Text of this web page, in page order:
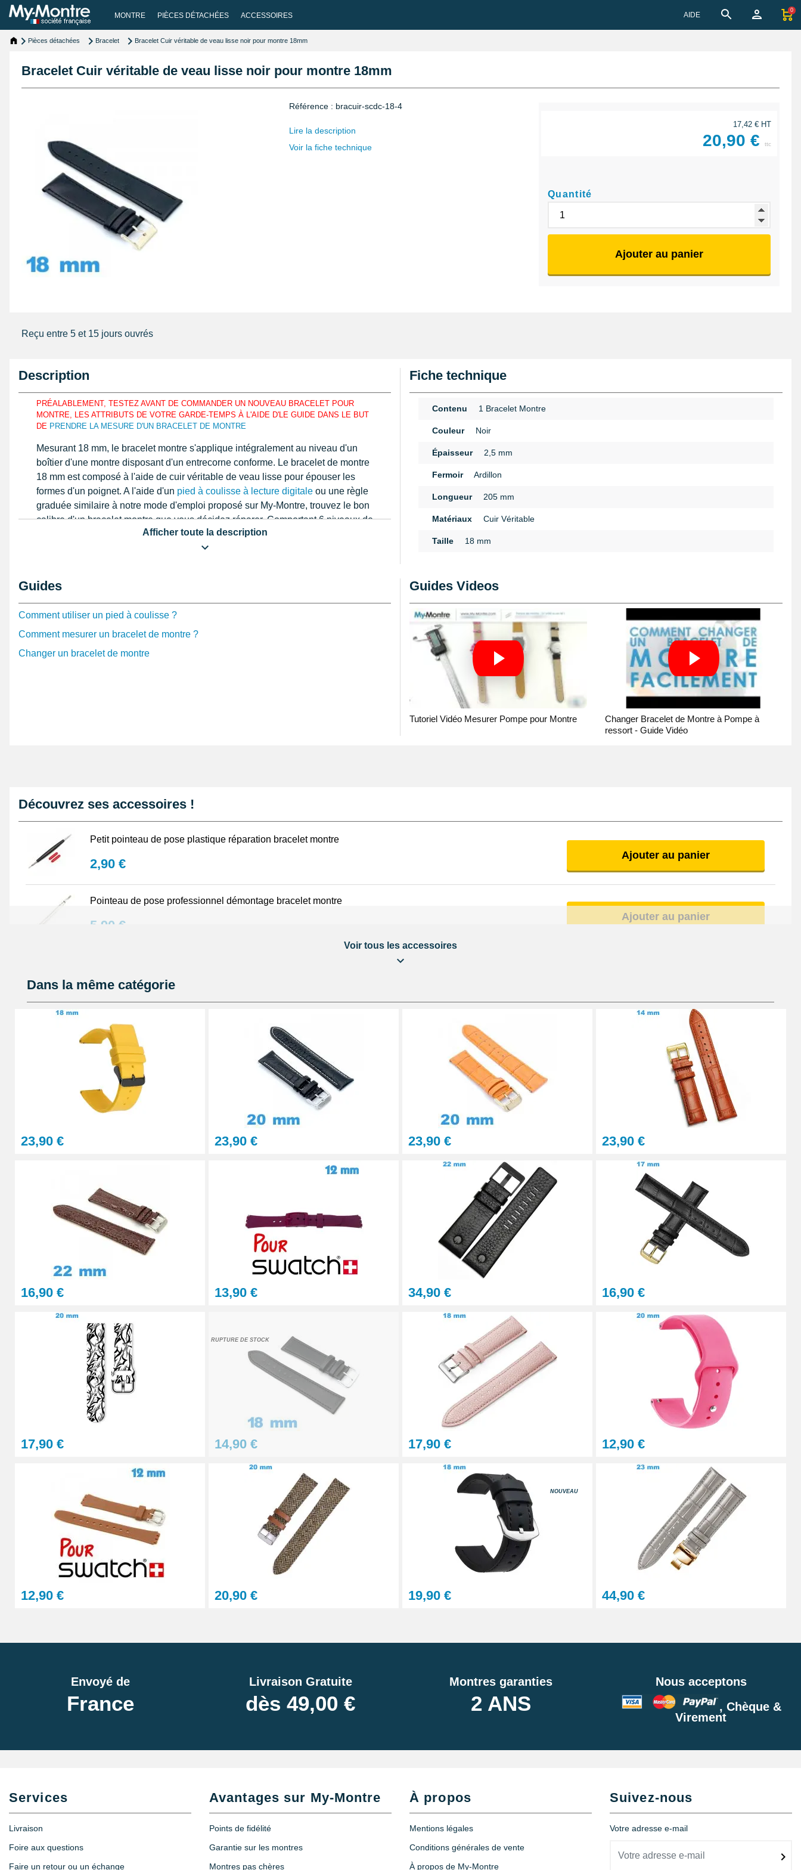
MONTRE PIÈCES DÉTACHÉES ACCESSOIRES AIDE
0
Pièces détachées Bracelet Bracelet Cuir véritable de veau lisse noir pour montre 18mm
Bracelet Cuir véritable de veau lisse noir pour montre 18mm
Référence : bracuir-scdc-18-4
Lire la description
Voir la fiche technique
17,42 € HT
20,90 € ttc
Quantité
Ajouter au panier
Reçu entre 5 et 15 jours ouvrés
Description
PRÉALABLEMENT, TESTEZ AVANT DE COMMANDER UN NOUVEAU BRACELET POUR
MONTRE, LES ATTRIBUTS DE VOTRE GARDE-TEMPS À L'AIDE D'LE GUIDE DANS LE BUT
DE PRENDRE LA MESURE D'UN BRACELET DE MONTRE
Mesurant 18 mm, le bracelet montre s'applique intégralement au niveau d'un
boîtier d'une montre disposant d'un entrecorne conforme. Le bracelet de montre
18 mm est composé à l'aide de cuir véritable de veau lisse pour épouser les
formes d'un poignet. A l'aide d'un pied à coulisse à lecture digitale ou une règle
graduée similaire à notre mode d'emploi proposé sur My-Montre, trouvez le bon
calibre d'un bracelet montre que vous décidez réparer. Comportant 6 niveaux de
réglage pour avoir la possibilité de s'appliquer avec différentes mesures, le
bracelet pour montre cuir véritable de veau lisse se combine à davantage
apparentes. Le bracelet a une taille en épaisseur de 2,5 mm et est légèrement
rembourré.
Bracelet cuir véritable de veau lisse noir pour montre 18mm en détail
temps. En vous munissant un
noir. Un maximum de 6 trous sont disponibles afin que vous puissiez le serrer
Afficher toute la description
Fiche technique
Contenu 1 Bracelet Montre
Couleur Noir
Épaisseur 2,5 mm
Fermoir Ardillon
Longueur 205 mm
Matériaux Cuir Véritable
Taille 18 mm
Guides
Comment utiliser un pied à coulisse ?
Comment mesurer un bracelet de montre ?
Changer un bracelet de montre
Guides Videos
Tutoriel Vidéo Mesurer Pompe pour Montre
Changer Bracelet de Montre à Pompe à
ressort - Guide Vidéo
Découvrez ses accessoires !
Petit pointeau de pose plastique réparation bracelet montre
2,90 €
Ajouter au panier
Pointeau de pose professionnel démontage bracelet montre
5,90 €
Ajouter au panier
32,90 €
Kit Réparation Bracelet Montre 2 Pompes au choix + 1 Pointeau de pose
4,90 €
À configurer
Gros pointeau de pose manipulation bracelet montre
4,90 €
Ajouter au panier
Ajouter au panier
Outil pointeau de pose suisse professionnel BERGEON
28,90 €
Ajouter au panier
Pointeau de Pose Tête Interchangeable
Ajouter au panier
Kit Réparation Montre Multifonction
23,90 €
Ajouter au panier
Voir tous les accessoires
Dans la même catégorie
23,90 € 23,90 € 23,90 € 23,90 €
16,90 € 13,90 € 34,90 € 16,90 €
17,90 €
RUPTURE DE STOCK
14,90 € 17,90 € 12,90 €
12,90 € 20,90 €
NOUVEAU
19,90 € 44,90 €
Envoyé de
France
Livraison Gratuite
dès 49,00 €
Montres garanties
2 ANS
Nous acceptons
, Chèque &
Virement
Services
Livraison
Foire aux questions
Faire un retour ou un échange
Avantages sur My-Montre
Points de fidélité
Garantie sur les montres
Montres pas chères
À propos
Mentions légales
Conditions générales de vente
À propos de My-Montre
Suivez-nous
Votre adresse e-mail